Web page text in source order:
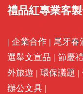
禮品紅專業客
| 企業合作 | 尾牙春
選舉文宣品 | 節慶
外旅遊 | 環保議題 |
辦公文具 |